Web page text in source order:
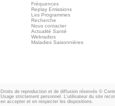
Fréquences
Replay Emissions
Les Programmes
Recherche
Nous contacter
Actualité Santé
Webradios
Maladies Saisonnières
Droits de reproduction et de diffusion réservés ©
Usage strictement personnel. L'utilisateur du site
en accepter et en respecter les dispositions.